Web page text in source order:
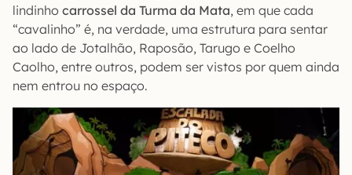
lindinho carrossel da Turma da Mata, em que cada
“cavalinho” é, na verdade, uma estrutura para sentar
ao lado de Jotalhão, Raposão, Tarugo e Coelho
Caolho, entre outros, podem ser vistos por quem ainda
nem entrou no espaço.